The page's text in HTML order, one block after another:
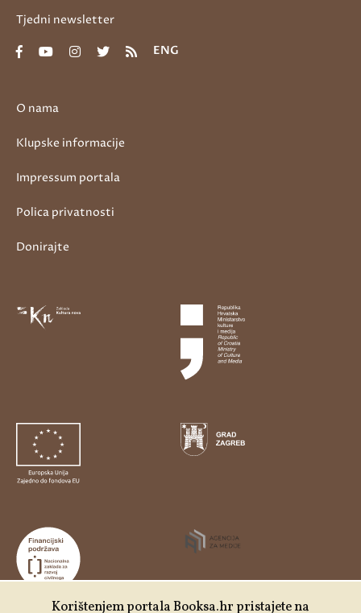
O nama
Klupske informacije
Impressum portala
Polica privatnosti
Donirajte
Tjedni newsletter
ENG
Korištenjem portala Booksa.hr pristajete na